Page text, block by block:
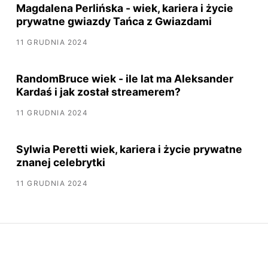
Magdalena Perlińska - wiek, kariera i życie
prywatne gwiazdy Tańca z Gwiazdami
11 GRUDNIA 2024
RandomBruce wiek - ile lat ma Aleksander
Kardaś i jak został streamerem?
11 GRUDNIA 2024
Sylwia Peretti wiek, kariera i życie prywatne
znanej celebrytki
11 GRUDNIA 2024